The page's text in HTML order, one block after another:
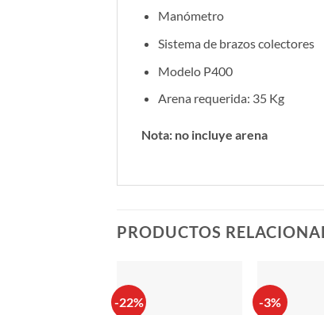
Manómetro
Sistema de brazos colectores
Modelo P400
Arena requerida: 35 Kg
Nota: no incluye arena
PRODUCTOS
-22% -3%